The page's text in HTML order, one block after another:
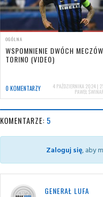
OGÓLNA
WSPOMNIENIE DWÓCH
TORINO (VIDEO)
0 KOMENTARZY 4 PAŹDZIERNIKA 2024 |
PAWEŁ
KOMENTARZE: 5
Zaloguj się, aby
GENERAŁ LUFA